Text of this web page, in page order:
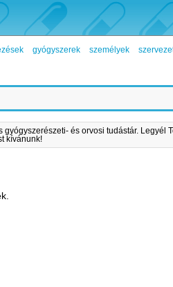
gyógyszerek személyek
és orvosi tudástár. Legyél
kívánunk!